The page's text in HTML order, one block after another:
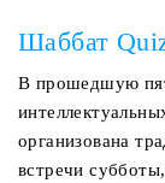
Шаббат
В прошедшую
организована
встречи